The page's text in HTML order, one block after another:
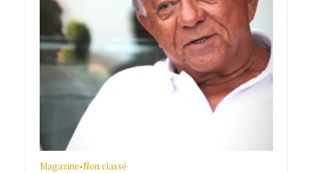
Magazine•Non classé